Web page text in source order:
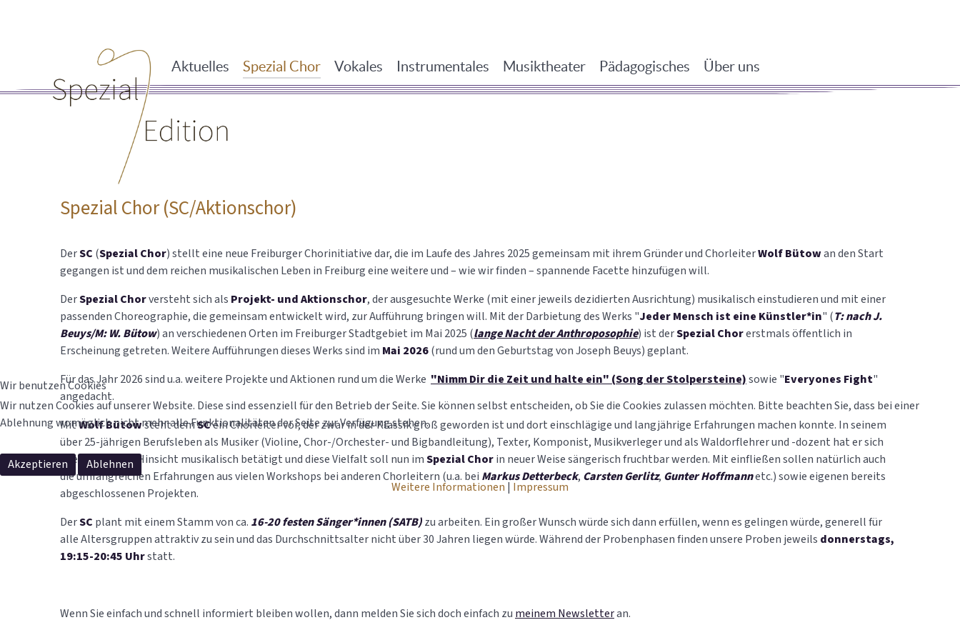
Aktuelles Spezial Chor Vokales Instrumentales Musiktheater Pädagogisches Über uns
Spezial Chor (SC/Aktionschor)
DerSC (Spezial Chor) stellt eine neue Freiburger Chorinitiative dar, die im Laufe des Jahres 2025 gemeinsam mit ihrem Gründer und ChorleiterWolf Bütowan den Start
gegangen ist und dem reichen musikalischen Leben in Freiburg eine weitere und – wie wir finden – spannende Facette hinzufügen will.
DerSpezial Chorversteht sich als Projekt- und Aktionschor, der ausgesuchte Werke (mit einer jeweils dezidierten Ausrichtung) musikalisch einstudieren und mit einer
passenden Choreographie, die gemeinsam entwickelt wird, zur Aufführung bringen will. Mit der Darbietung des Werks "Jeder Mensch ist eine Künstler*in" (T: nach J.
Beuys/M: W. Bütow) an verschiedenen Orten im Freiburger Stadtgebiet im Mai 2025 (lange Nacht der Anthroposophie) ist derSpezial Chorerstmals öffentlich in
Erscheinung getreten. Weitere Aufführungen dieses Werks sind im Mai 2026(rund um den Geburtstag von Joseph Beuys) geplant.
Für das Jahr 2026 sind u.a. weitere Projekte und Aktionen rund um die Werke "Nimm Dir die Zeit und halte ein" (Song der Stolpersteine)sowie "Everyones Fight"
angedacht.
MitWolf Bütowsteht demSCein Chorleiter vor, der zwar in der Klassik groß geworden ist und dort einschlägige und langjährige Erfahrungen machen konnte. In seinem
über 25-jährigen Berufsleben als Musiker (Violine, Chor-/Orchester- und Bigbandleitung), Texter, Komponist, Musikverleger und als Waldorflehrer und -dozent hat er sich
aber in vielerlei Hinsicht musikalisch betätigt und diese Vielfalt soll nun imSpezial Chorin neuer Weise sängerisch fruchtbar werden. Mit einfließen sollen natürlich auch
die umfangreichen Erfahrungen aus vielen Workshops bei anderen Chorleitern (u.a. bei Markus Detterbeck, Carsten Gerlitz, Gunter Hoffmannetc.) sowie eigenen bereits
abgeschlossenen Projekten.
DerSC plant mit einem Stamm von ca. 16-20 festen Sänger*innen (SATB)zu arbeiten. Ein großer Wunsch würde sich dann erfüllen, wenn es gelingen würde, generell für
alle Altersgruppen attraktiv zu sein und das Durchschnittsalter nicht über 30 Jahren liegen würde. Während der Probenphasen finden unsere Proben jeweils donnerstags,
19:15-20:45 Uhrstatt.
Wenn Sie einfach und schnell informiert bleiben wollen, dann melden Sie sich doch einfach zu meinem Newsletteran.
Wir benutzen Cookies
Wir nutzen Cookies auf unserer Website. Diese sind essenziell für den Betrieb der Seite. Sie können selbst entscheiden, ob Sie die Cookies zulassen möchten. Bitte beachten Sie, dass bei einer
Ablehnung womöglich nicht mehr alle Funktionalitäten der Seite zur Verfügung stehen.
Akzeptieren
Ablehnen
Weitere Informationen | Impressum